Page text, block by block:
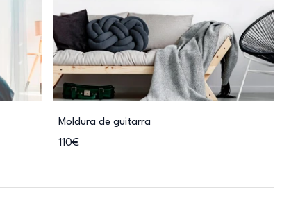
Moldura de guitarra
110€